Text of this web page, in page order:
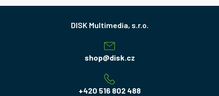
shop@disk.cz
+420 516 802 488